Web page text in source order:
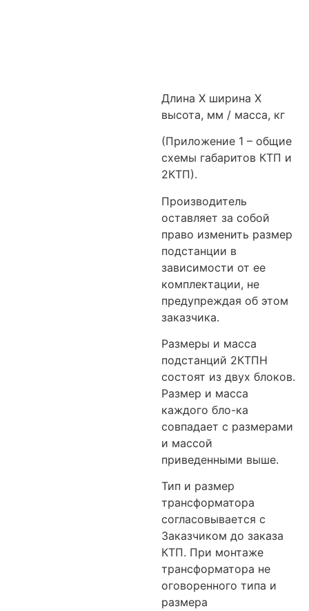
Длина Х ширина Х
высота, мм / масса, кг
(Приложение 1 – общие
схемы габаритов КТП и
2КТП).
Производитель
оставляет за собой
право изменить размер
подстанции в
зависимости от ее
комплектации, не
предупреждая об этом
заказчика.
Размеры и масса
подстанций 2КТПН
состоят из двух блоков.
Размер и масса
каждого бло-ка
совпадает с размерами
и массой
приведенными выше.
Тип и размер
трансформатора
согласовывается с
Заказчиком до заказа
КТП. При монтаже
трансформатора не
оговоренного типа и
размера